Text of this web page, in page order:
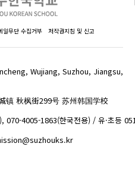
일무단 수집거부 저작권지침 및 신고
Wujiang, Suzhou, Jiangsu,
镇 秋枫街299号 苏州韩国学校
070-4005-1863(한국전용) / 유·초등